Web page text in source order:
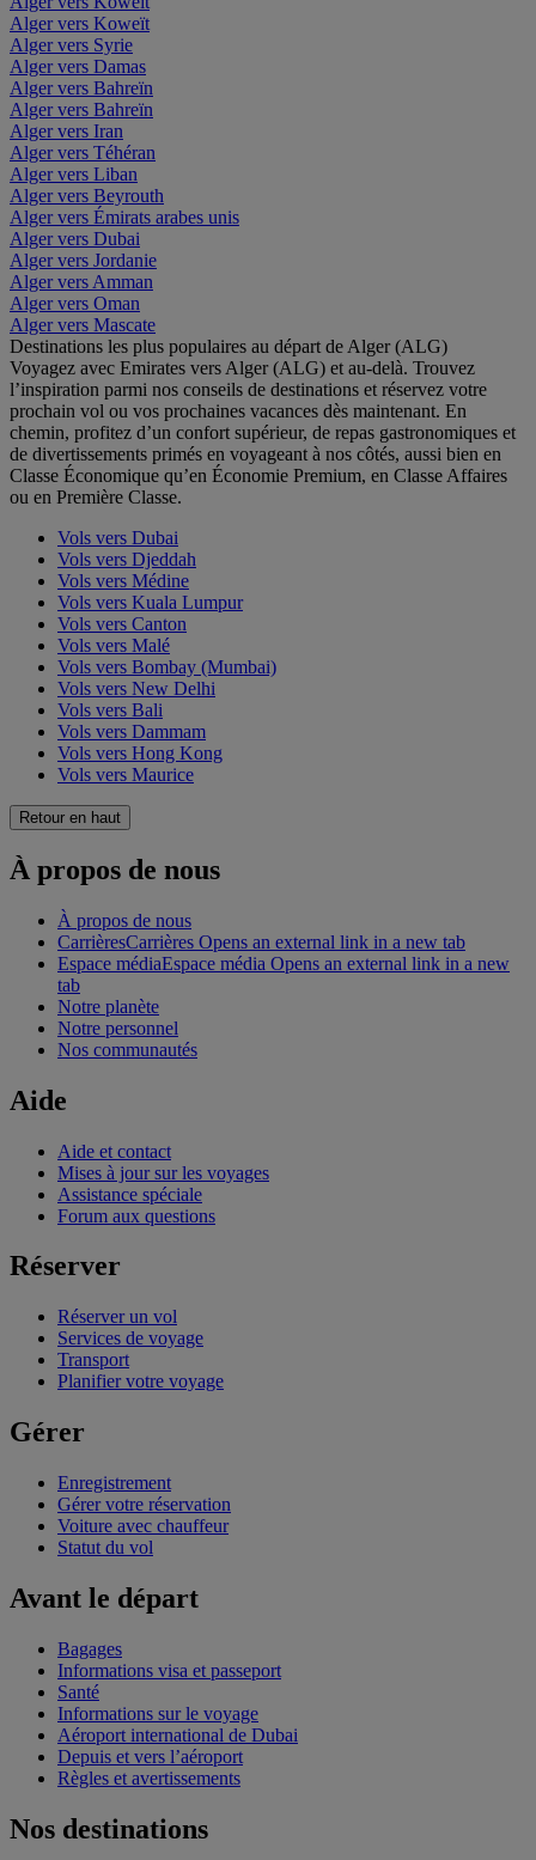
Alger vers Koweït
Alger vers Syrie
Alger vers Damas
Alger vers Bahreïn
Alger vers Bahreïn
Alger vers Iran
Alger vers Téhéran
Alger vers Liban
Alger vers Beyrouth
Alger vers Émirats arabes unis
Alger vers Dubai
Alger vers Jordanie
Alger vers Amman
Alger vers Oman
Alger vers Mascate
Destinations les plus populaires au départ de Alger (ALG)
Voyagez avec Emirates vers Alger (ALG) et au-delà. Trouvez
l’inspiration parmi nos conseils de destinations et réservez votre
prochain vol ou vos prochaines vacances dès maintenant. En
chemin, profitez d’un confort supérieur, de repas gastronomiques et
de divertissements primés en voyageant à nos côtés, aussi bien en
Classe Économique qu’en Économie Premium, en Classe Affaires
ou en Première Classe.
Vols vers Dubai
Vols vers Djeddah
Vols vers Médine
Vols vers Kuala Lumpur
Vols vers Canton
Vols vers Malé
Vols vers Bombay (Mumbai)
Vols vers New Delhi
Vols vers Bali
Vols vers Dammam
Vols vers Hong Kong
Vols vers Maurice
Retour en haut
À propos de nous
À propos de nous
CarrièresCarrières Opens an external link in a new tab
Espace médiaEspace média Opens an external link in a new
tab
Notre planète
Notre personnel
Nos communautés
Aide
Aide et contact
Mises à jour sur les voyages
Assistance spéciale
Forum aux questions
Réserver
Réserver un vol
Services de voyage
Transport
Planifier votre voyage
Gérer
Enregistrement
Gérer votre réservation
Voiture avec chauffeur
Statut du vol
Avant le départ
Bagages
Informations visa et passeport
Santé
Informations sur le voyage
Aéroport international de Dubai
Depuis et vers l’aéroport
Règles et avertissements
Nos destinations